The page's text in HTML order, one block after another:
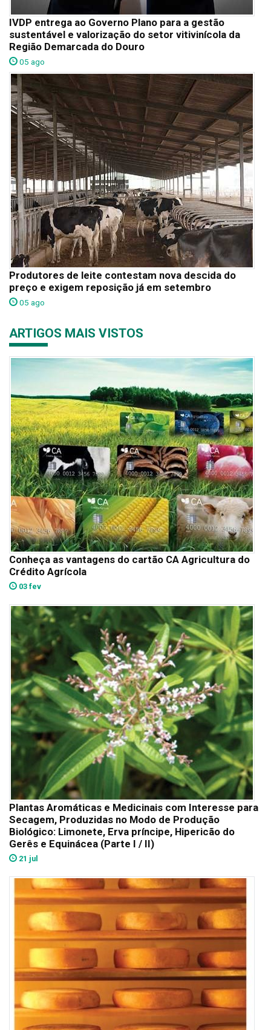
IVDP entrega ao Governo Plano para a gestão
sustentável e valorização do setor vitivinícola da
Região Demarcada do Douro
05 ago
Produtores de leite contestam nova descida do
preço e exigem reposição já em setembro
05 ago
ARTIGOS MAIS VISTOS
Conheça as vantagens do cartão CA Agricultura do
Crédito Agrícola
03 fev
Plantas Aromáticas e Medicinais com Interesse para
Secagem, Produzidas no Modo de Produção
Biológico: Limonete, Erva príncipe, Hipericão do
Gerês e Equinácea (Parte I / II)
21 jul